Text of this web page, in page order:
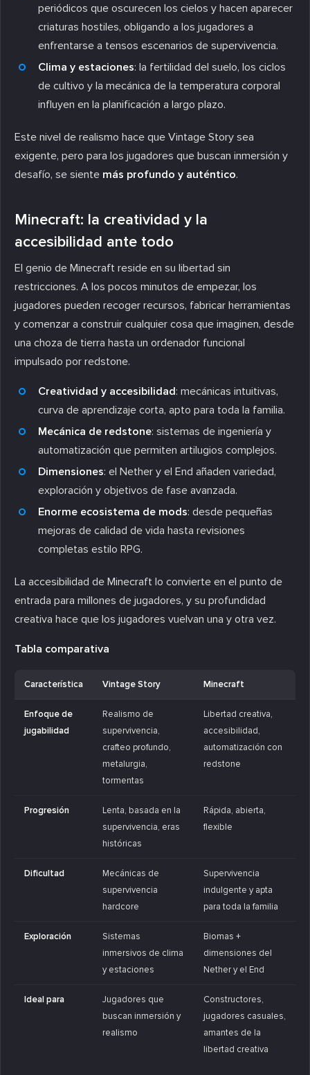
periódicos que oscurecen los cielos y hacen aparecer
criaturas hostiles, obligando a los jugadores a
enfrentarse a tensos escenarios de supervivencia.
Clima y estaciones: la fertilidad del suelo, los ciclos
de cultivo y la mecánica de la temperatura corporal
influyen en la planificación a largo plazo.
Este nivel de realismo hace que Vintage Story sea
exigente, pero para los jugadores que buscan inmersión y
desafío, se siente más profundo y auténtico.
Minecraft: la creatividad y la
accesibilidad ante todo
El genio de Minecraft reside en su libertad sin
restricciones. A los pocos minutos de empezar, los
jugadores pueden recoger recursos, fabricar herramientas
y comenzar a construir cualquier cosa que imaginen, desde
una choza de tierra hasta un ordenador funcional
impulsado por redstone.
Creatividad y accesibilidad: mecánicas intuitivas,
curva de aprendizaje corta, apto para toda la familia.
Mecánica de redstone: sistemas de ingeniería y
automatización que permiten artilugios complejos.
Dimensiones: el Nether y el End añaden variedad,
exploración y objetivos de fase avanzada.
Enorme ecosistema de mods: desde pequeñas
mejoras de calidad de vida hasta revisiones
completas estilo RPG.
La accesibilidad de Minecraft lo convierte en el punto de
entrada para millones de jugadores, y su profundidad
creativa hace que los jugadores vuelvan una y otra vez.
Tabla comparativa
Característica Vintage Story Minecraft
Enfoque de
jugabilidad
Realismo de
supervivencia,
crafteo profundo,
metalurgia,
tormentas
Libertad creativa,
accesibilidad,
automatización con
redstone
Progresión
Lenta, basada en la
supervivencia, eras
históricas
Rápida, abierta,
flexible
Dificultad
Mecánicas de
supervivencia
hardcore
Supervivencia
indulgente y apta
para toda la familia
Exploración
Sistemas
inmersivos de clima
y estaciones
Biomas +
dimensiones del
Nether y el End
Ideal para
Jugadores que
buscan inmersión y
realismo
Constructores,
jugadores casuales,
amantes de la
libertad creativa